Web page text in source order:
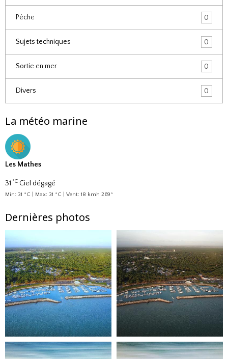
Pêche 0
Sujets techniques 0
Sortie en mer 0
Divers 0
La météo marine
Les Mathes
31 °C Ciel dégagé
Min: 31 °C | Max: 31 °C | Vent: 18 kmh 269°
Dernières photos